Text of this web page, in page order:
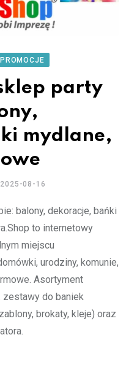
party
mydlane,
2025-08-16
balony, dekoracje, bańki
to internetowy
miejscu
urodziny, komunie,
Asortyment
zestawy do baniek
brokaty, kleje) oraz